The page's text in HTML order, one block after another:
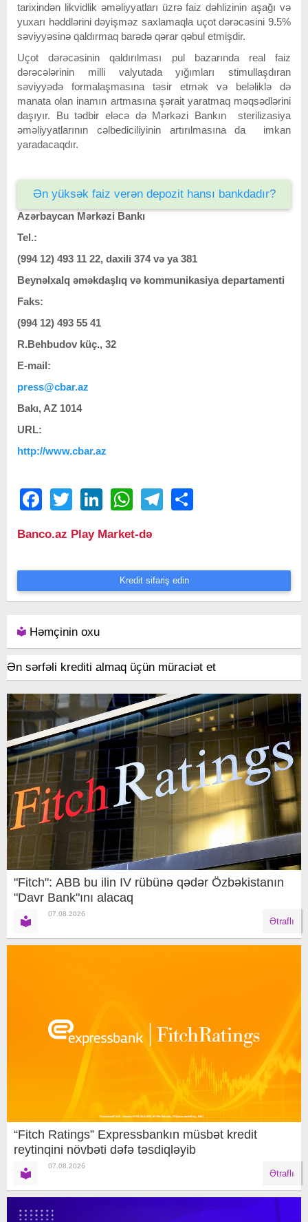
tarixindən likvidlik əməliyyatları üzrə faiz dəhlizinin aşağı və
yuxarı həddlərini dəyişməz saxlamaqla uçot dərəcəsini 9.5%
səviyyəsinə qaldırmaq barədə qərar qəbul etmişdir.
Uçot dərəcəsinin qaldırılması pul bazarında real faiz
dərəcələrinin milli valyutada yığımları stimullaşdıran
səviyyədə formalaşmasına təsir etmək və beləliklə də
manata olan inamın artmasına şərait yaratmaq məqsədlərini
daşıyır. Bu tədbir eləcə də Mərkəzi Bankın sterilizasiya
əməliyyatlarının cəlbediciliyinin artırılmasına da imkan
yaradacaqdır.
Ən yüksək faiz verən depozit hansı bankdadır?
Azərbaycan Mərkəzi Bankı
Tel.:
(994 12) 493 11 22, daxili 374 və ya 381
Beynəlxalq əməkdaşlıq və kommunikasiya departamenti
Faks:
(994 12) 493 55 41
R.Behbudov küç., 32
E-mail:
press@cbar.az
Bakı, AZ 1014
URL:
http://www.cbar.az
FacebookTwitter LinkedIn WhatsAppTelegram
Banco.az Play Market-də
Kredit sifariş edin
Həmçinin oxu
Ən sərfəli krediti almaq üçün müraciət et
"Fitch": ABB bu ilin IV rübünə qədər Özbəkistanın
"Davr Bank"ını alacaq
07.08.2026
Ətraflı
“Fitch Ratings” Expressbankın müsbət kredit
reytinqini növbəti dəfə təsdiqləyib
07.08.2026
Ətraflı